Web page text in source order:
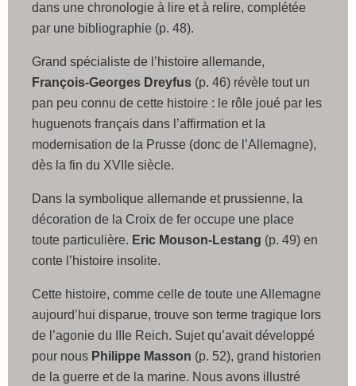
dans une chronologie à lire et à relire, complétée
par une bibliographie (p. 48).
Grand spécialiste de l’histoire allemande,
François-Georges Dreyfus (p. 46) révèle tout un
pan peu connu de cette histoire : le rôle joué par les
huguenots français dans l’affirmation et la
modernisation de la Prusse (donc de l’Allemagne),
dès la fin du XVIIe siècle.
Dans la symbolique allemande et prussienne, la
décoration de la Croix de fer occupe une place
toute particulière. Eric Mouson-Lestang (p. 49) en
conte l’histoire insolite.
Cette histoire, comme celle de toute une Allemagne
aujourd’hui disparue, trouve son terme tragique lors
de l’agonie du IIIe Reich. Sujet qu’avait développé
pour nous Philippe Masson (p. 52), grand historien
de la guerre et de la marine. Nous avons illustré